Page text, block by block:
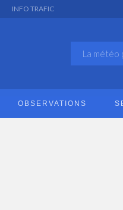
INFO TRAFIC
OBSERVATIONS